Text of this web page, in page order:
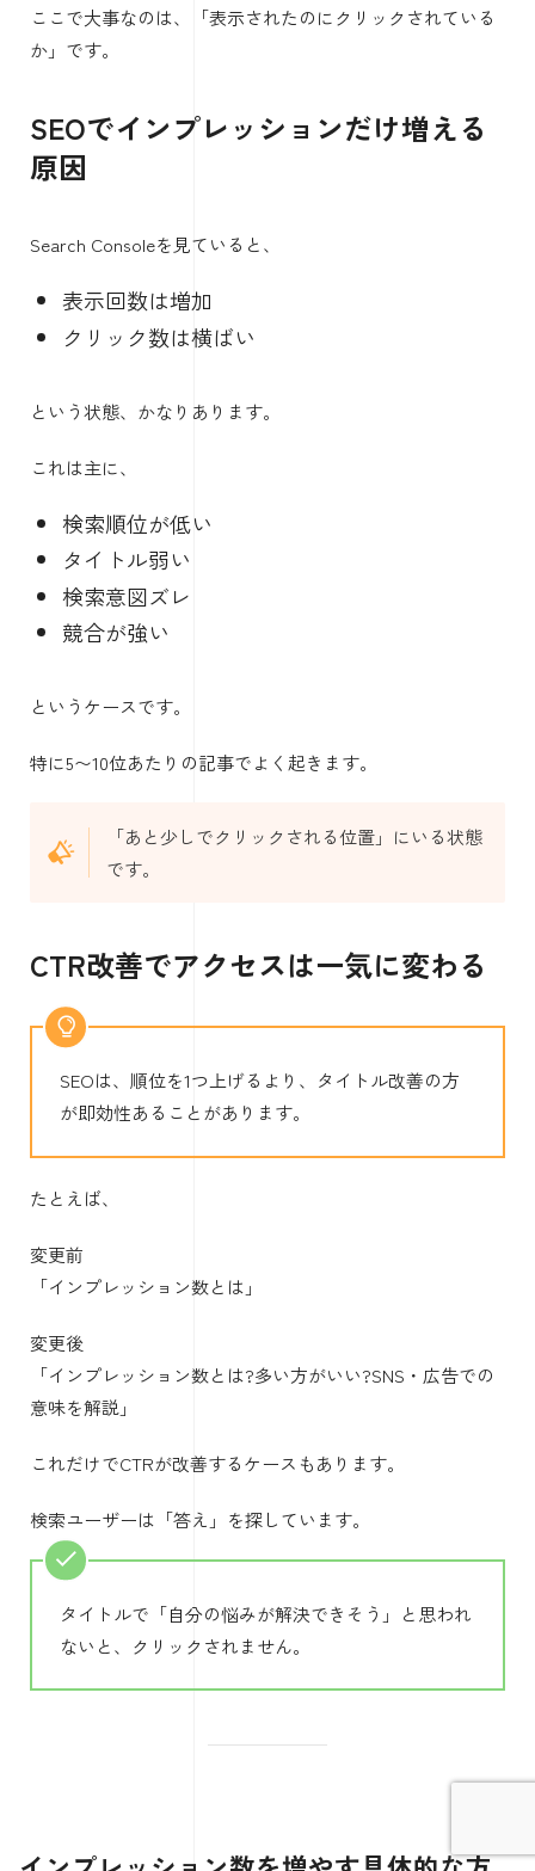
ここで大事なのは、「表示されたのにクリックされている
か」です。
SEOでインプレッションだけ増える
原因
Search Consoleを見ていると、
表示回数は増加
クリック数は横ばい
という状態、かなりあります。
これは主に、
検索順位が低い
タイトル弱い
検索意図ズレ
競合が強い
というケースです。
特に5〜10位あたりの記事でよく起きます。
「あと少しでクリックされる位置」にいる状態
です。
CTR改善でアクセスは一気に変わる
SEOは、順位を1つ上げるより、タイトル改善の方
が即効性あることがあります。
たとえば、
変更前
「インプレッション数とは」
変更後
「インプレッション数とは?多い方がいい?SNS・広告での
意味を解説」
これだけでCTRが改善するケースもあります。
検索ユーザーは「答え」を探しています。
タイトルで「自分の悩みが解決できそう」と思われ
ないと、クリックされません。